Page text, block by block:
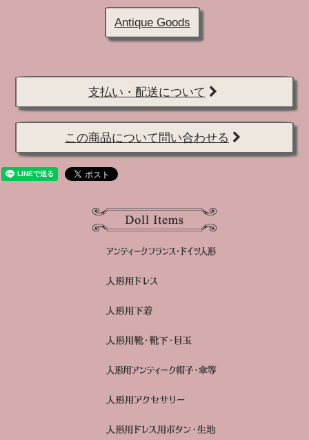
Antique Goods
支払い・配送について
この商品について問い合わせる